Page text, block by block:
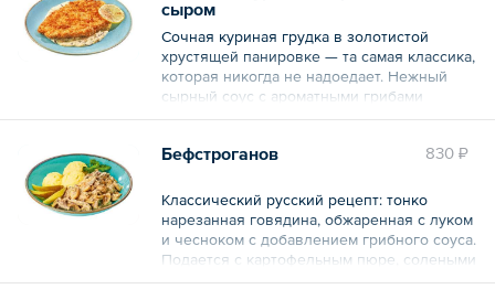
сыром
Сочная куриная грудка в золотистой
хрустящей панировке — та самая классика,
которая никогда не надоедает. Нежный
сырный соус с ароматными грибами
добавляет блюду глубину вкуса и делает
панировки, мягкость куриного мяса и
идеальный гастрономический дуэт.
Отлично подойдёт к картофельному пюре
или запечённым овощам — идеальный
выбор для уютного семейного ужина!
830 ₽
Бефстроганов
Классический русский рецепт: тонко
нарезанная говядина, обжаренная с луком
и чесноком с добавлением грибного соуса.
Подается с картофельным пюре, солеными
огурцами и ароматными травами